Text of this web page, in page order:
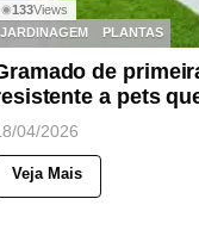
◉133Views
JARDINAGEM
PLANTAS
de
a pets
04/2026
Veja Mais